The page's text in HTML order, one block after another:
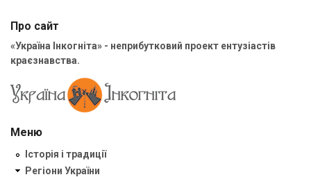
Про сайт
«Україна Інкогніта» - неприбутковий проект ентузіастів
краєзнавства.
Меню
Історія і традиції
Регіони України